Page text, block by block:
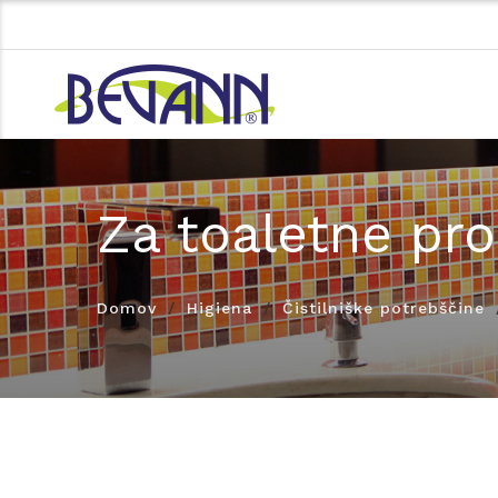
Za toaletne
Domov Higiena Čistilniške potrebščine